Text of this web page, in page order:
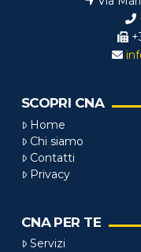
SCOPRI CNA
Home
Chi siamo
Contatti
Privacy
CNA PER TE
Servizi